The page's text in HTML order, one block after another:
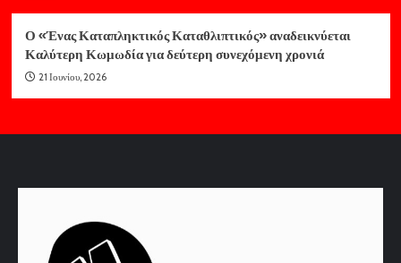
Ο «Ένας Καταπληκτικός Καταθλιπτικός» αναδεικνύεται
Καλύτερη Κωμωδία για δεύτερη συνεχόμενη χρονιά
21 Ιουνίου, 2026